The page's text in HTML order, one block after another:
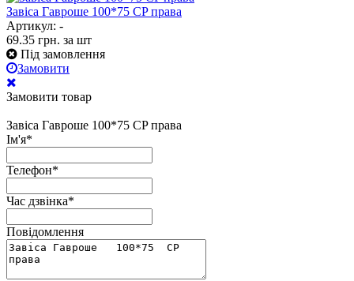
Завіса Гавроше 100*75 CP права
Артикул: -
69.35 грн. за шт
Під замовлення
Замовити
Замовити товар
Завіса Гавроше 100*75 CP права
Ім'я*
Телефон*
Час дзвінка*
Повідомлення